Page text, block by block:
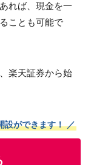
れば、現金を一
ことも可能で
楽天証券から始
設ができます！ ／